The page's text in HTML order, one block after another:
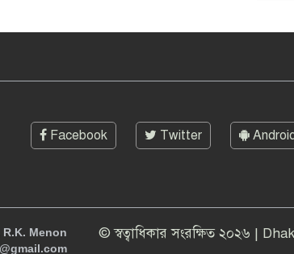
Facebook Twitter
Menon
© স্বত্বাধিকার সংরক্ষিত ২০২৬ |